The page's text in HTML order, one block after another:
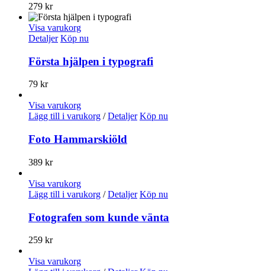
279 kr
Visa varukorg
Detaljer Köp nu
Första hjälpen i typografi
79 kr
Visa varukorg
Lägg till i varukorg / Detaljer Köp nu
Foto Hammarskiöld
389 kr
Visa varukorg
Lägg till i varukorg / Detaljer Köp nu
Fotografen som kunde vänta
259 kr
Visa varukorg